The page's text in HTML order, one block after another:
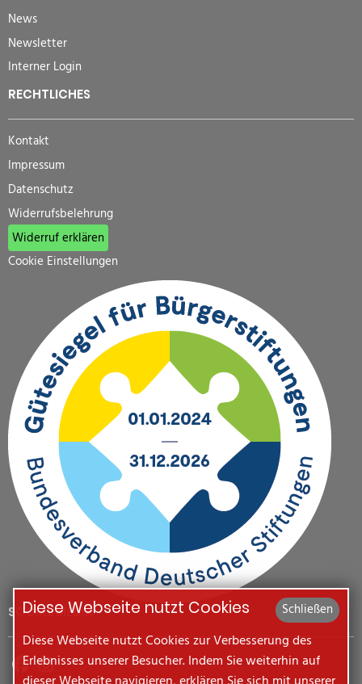
News
Newsletter
Interner Login
RECHTLICHES
Kontakt
Impressum
Datenschutz
Widerrufsbelehrung
Widerruf erklären
Cookie Einstellungen
SOCIAL MEDIA Schließen
Diese Webseite nutzt Cookies
Diese Webseite nutzt Cookies zur Verbesserung des
Erlebnisses unserer Besucher. Indem Sie weiterhin auf